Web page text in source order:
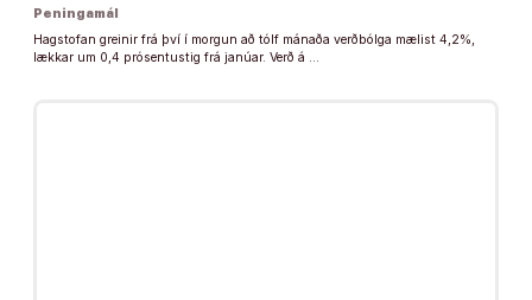
Peningamál
Hagstofan greinir frá því í morgun að tólf mánaða verðbólga mæl­ist 4,2%,
lækk­ar um 0,4 pró­sentu­stig frá janúar. Verð á …